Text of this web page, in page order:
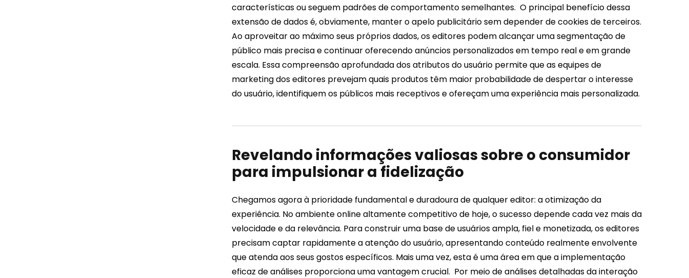
características ou seguem padrões de comportamento semelhantes. O principal benefício dessa
extensão de dados é, obviamente, manter o apelo publicitário sem depender de cookies de terceiros.
Ao aproveitar ao máximo seus próprios dados, os editores podem alcançar uma segmentação de
público mais precisa e continuar oferecendo anúncios personalizados em tempo real e em grande
escala. Essa compreensão aprofundada dos atributos do usuário permite que as equipes de
marketing dos editores prevejam quais produtos têm maior probabilidade de despertar o interesse
do usuário, identifiquem os públicos mais receptivos e ofereçam uma experiência mais personalizada.
Revelando informações valiosas sobre o consumidor
para impulsionar a fidelização
Chegamos agora à prioridade fundamental e duradoura de qualquer editor: a otimização da
experiência. No ambiente online altamente competitivo de hoje, o sucesso depende cada vez mais da
velocidade e da relevância. Para construir uma base de usuários ampla, fiel e monetizada, os editores
precisam captar rapidamente a atenção do usuário, apresentando conteúdo realmente envolvente
que atenda aos seus gostos específicos. Mais uma vez, esta é uma área em que a implementação
eficaz de análises proporciona uma vantagem crucial. Por meio de análises detalhadas da interação